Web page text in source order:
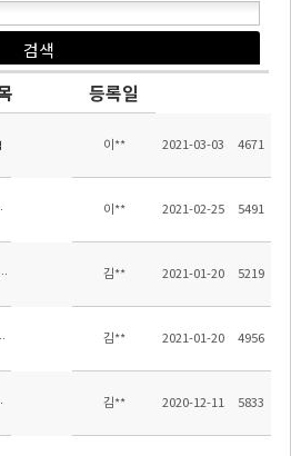
등록일
이** 2021-03-03 4671
전달식 이** 2021-02-25 5491
도 졸업식 거행 김** 2021-01-20 5219
을 위한 장학기금 기탁 이어져!
김** 2021-01-20 4956
(마스크 기증식, 학교발전기금, 장학금 기탁식)
김** 2020-12-11 5833